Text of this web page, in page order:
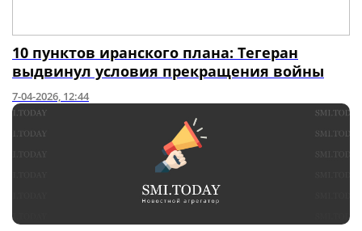
10 пунктов иранского плана: Тегеран
выдвинул условия прекращения войны
7-04-2026, 12:44